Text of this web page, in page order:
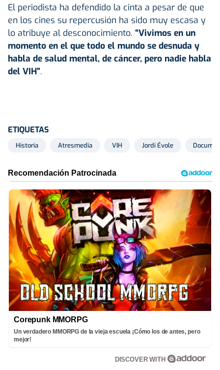
El periodista ha defendido la cinta a pesar de que
en los cines su repercusión ha sido muy escasa y
lo atribuye al desconocimiento. “Vivimos en un
momento en el que todo el mundo se desnuda y
habla de salud mental, de cáncer, pero nadie habla
del VIH”.
ETIQUETAS
Historia Atresmedia VIH Jordi Évole
Corepunk MMORPG
Un verdadero MMORPG de la vieja escuela ¡Cómo los de antes, pero
mejor!
DISCOVER WITH